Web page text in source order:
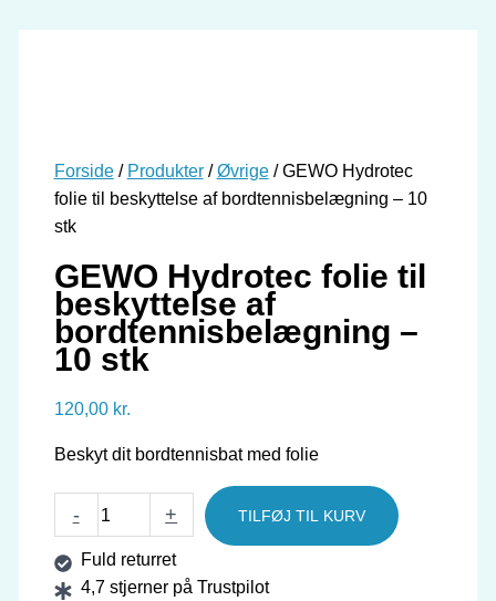
Forside/ Produkter/Øvrige/ GEWO Hydrotec
folie til beskyttelse af bordtennisbelægning – 10
stk
GEWO Hydrotec folie til
beskyttelse af
bordtennisbelægning –
10 stk
120,00 kr.
Beskyt dit bordtennisbat med folie
-
GEWO
Hydrotec
folie
til
+ TILFØJ TIL KURV
Fuld returret
4,7 stjerner på Trustpilot